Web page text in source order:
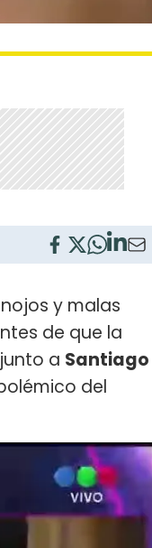
y malas
de que la
a Santiago
del